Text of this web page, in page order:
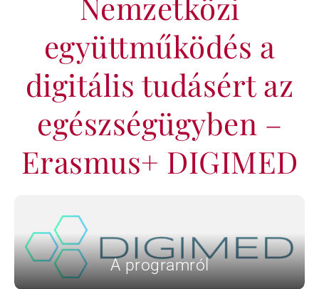
BLOG
együttműködés a
digitális tudásért az
egészségügyben –
Erasmus+ DIGIMED
A programról